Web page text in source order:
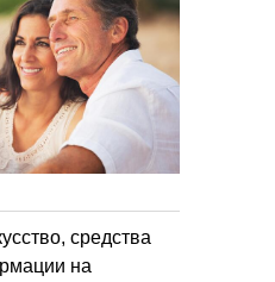
средства
на